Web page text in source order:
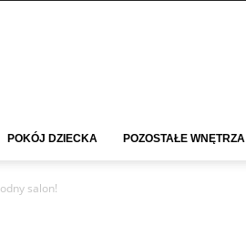
POKÓJ DZIECKA POZOSTAŁE WNĘTRZA
salon!